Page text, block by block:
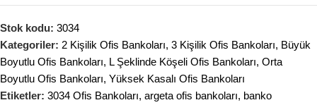
Stok kodu: 3034
Kategoriler: 2 Kişilik Ofis Bankoları, 3 Kişilik Ofis Bankoları, Büyük
Boyutlu Ofis Bankoları, L Şeklinde Köşeli Ofis Bankoları, Orta
Boyutlu Ofis Bankoları, Yüksek Kasalı Ofis Bankoları
Etiketler: 3034 Ofis Bankoları, argeta ofis bankoları, banko